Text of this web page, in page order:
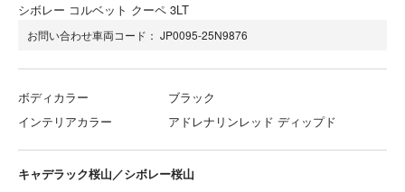
シボレー コルベット クーペ 3LT
お問い合わせ車両コード： JP0095-25N9876
ボディカラー
ブラック
インテリアカラー
アドレナリンレッド ディップド
キャデラック桜山／シボレー桜山